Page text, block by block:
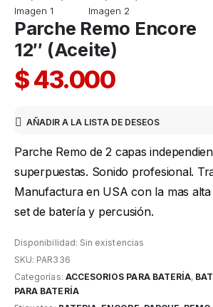
Parche Remo Encore
12″ (Aceite)
$43.000
AÑADIR A LA LISTA DE DESEOS
Parche Remo de 2 capas
superpuestas. Sonido profesional.
Manufactura en USA con la mas
set de batería y percusión.
Disponibilidad: Sin existencias
SKU: PAR336
Categorías: ACCESORIOS PARA BATERÍA,
PARA BATERÍA